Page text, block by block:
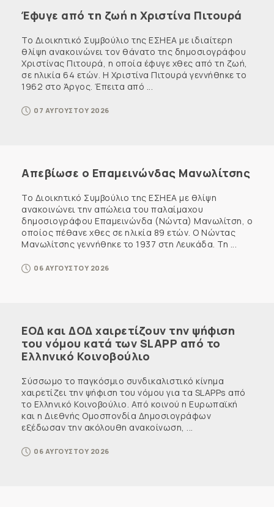
Έφυγε από τη ζωή η Χριστίνα Πιτουρά
Το Διοικητικό Συμβούλιο της ΕΣΗΕΑ με ιδιαίτερη
θλίψη ανακοινώνει τον θάνατο της δημοσιογράφου
Χριστίνας Πιτουρά, η οποία έφυγε χθες από τη ζωή,
σε ηλικία 64 ετών. Η Χριστίνα Πιτουρά γεννήθηκε το
1962 στο Άργος. Έπειτα από ...
07 ΑΥΓΟΥΣΤΟΥ 2026
Απεβίωσε ο Επαμεινώνδας Μανωλίτσης
Το Διοικητικό Συμβούλιο της ΕΣΗΕΑ με θλίψη
ανακοινώνει την απώλεια του παλαίμαχου
δημοσιογράφου Επαμεινώνδα (Νώντα) Μανωλίτση, ο
οποίος πέθανε χθες σε ηλικία 89 ετών. Ο Νώντας
Μανωλίτσης γεννήθηκε το 1937 στη Λευκάδα. Τη ...
06 ΑΥΓΟΥΣΤΟΥ 2026
ΕΟΔ και ΔΟΔ χαιρετίζουν την ψήφιση
του νόμου κατά των SLAPP από το
Ελληνικό Κοινοβούλιο
Σύσσωμο το παγκόσμιο συνδικαλιστικό κίνημα
χαιρετίζει την ψήφιση του νόμου για τα SLAPPs από
το Ελληνικό Κοινοβούλιο. Από κοινού η Ευρωπαϊκή
και η Διεθνής Ομοσπονδία Δημοσιογράφων
εξέδωσαν την ακόλουθη ανακοίνωση, ...
06 ΑΥΓΟΥΣΤΟΥ 2026